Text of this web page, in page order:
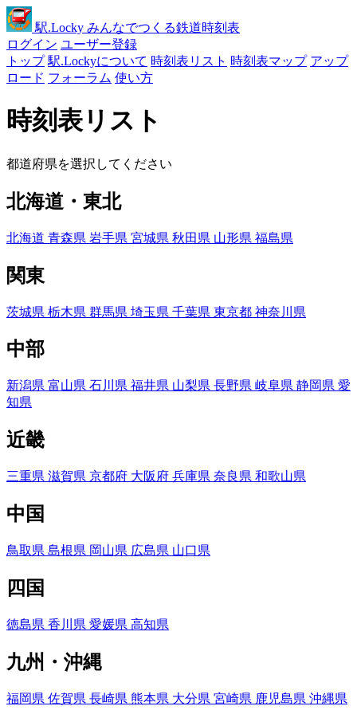
駅.Locky みんなでつくる鉄道時刻表
ログイン ユーザー登録
トップ 駅.Lockyについて 時刻表リスト 時刻表マップ アップ
ロード フォーラム 使い方
時刻表リスト
都道府県を選択してください
北海道・東北
北海道 青森県 岩手県 宮城県 秋田県 山形県 福島県
関東
茨城県 栃木県 群馬県 埼玉県 千葉県 東京都 神奈川県
中部
新潟県 富山県 石川県 福井県 山梨県 長野県 岐阜県 静岡県 愛
知県
近畿
三重県 滋賀県 京都府 大阪府 兵庫県 奈良県 和歌山県
中国
鳥取県 島根県 岡山県 広島県 山口県
四国
徳島県 香川県 愛媛県 高知県
九州・沖縄
福岡県 佐賀県 長崎県 熊本県 大分県 宮崎県 鹿児島県 沖縄県